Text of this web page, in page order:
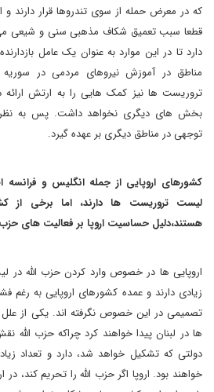
که در معرض حمله از سوی تندروها قرار دارند
قطعا سبب تعمیق شکاف مذهبی سنی و شیعی می
دارد تا در این موارد به عنوان یک عامل
مناطق در آموزش نیروهای مردمی در سوریه
تروریست ها نیز کمک هایی را به ارتش
بخش های دیگری نخواهد داشت. پس به
توجهی در مناطق دیگری بر عهده گیرد.
کشورهای اروپایی از جمله انگلیس و فرانسه
لیست تروریست ها دارند، اما برخی از
هستند،دلیل حساسیت اروپا بر فعالیت های
اروپایی ها در خصوص وارد کردن حزب الله در
زیادی دارند و عمده کشورهای اروپایی به رغم
تصمیمی در این خصوص نگرفته اند. یکی از
ها در لبنان پیدا خواهند کرد چراکه حزب الله
دولتی که تشکیل خواهد شد، دارد و تعداد
خواهند بود. اروپا اگر حزب الله را تحریم کند،